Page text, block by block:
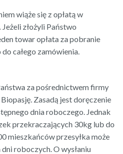
wiąże się z opłatą w
Jeżeli złożyli Państwo
towar opłata za pobranie
całego zamówienia.
za pośrednictwem firmy
Zasadą jest doręczenie
dnia roboczego. Jednak
przekraczających 30kg lub do
mieszkańców przesyłka może
roboczych. O wysłaniu